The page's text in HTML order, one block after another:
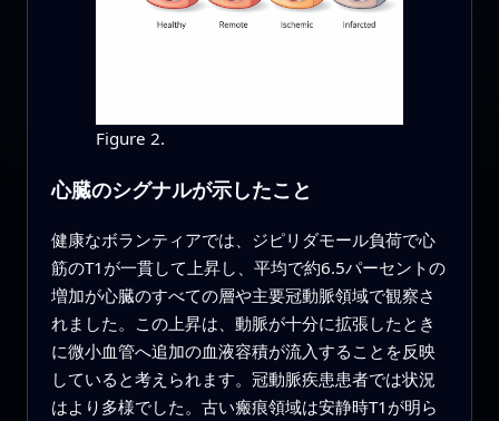
Figure 2.
心臓のシグナルが示したこと
健康なボランティアでは、ジピリダモール負荷で心
筋のT1が一貫して上昇し、平均で約6.5パーセントの
増加が心臓のすべての層や主要冠動脈領域で観察さ
れました。この上昇は、動脈が十分に拡張したとき
に微小血管へ追加の血液容積が流入することを反映
していると考えられます。冠動脈疾患患者では状況
はより多様でした。古い瘢痕領域は安静時T1が明ら